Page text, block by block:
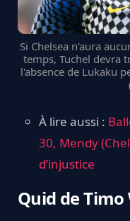
Si Chelsea n'aura
temps, Tuchel devra
l'absence de Lukaku
À lire aussi :
30, Mendy
d’injustice
Quid de Timo